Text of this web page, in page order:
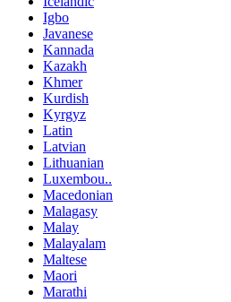
Igbo
Javanese
Kannada
Kazakh
Khmer
Kurdish
Kyrgyz
Latin
Latvian
Lithuanian
Luxembou..
Macedonian
Malagasy
Malay
Malayalam
Maltese
Maori
Marathi